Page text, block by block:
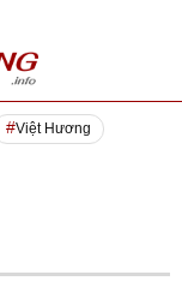
Việt Hương